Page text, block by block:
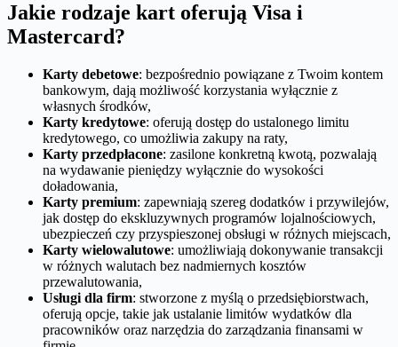
Jakie rodzaje kart oferują Visa i
Mastercard?
Karty debetowe: bezpośrednio powiązane z Twoim kontem
bankowym, dają możliwość korzystania wyłącznie z
własnych środków,
Karty kredytowe: oferują dostęp do ustalonego limitu
kredytowego, co umożliwia zakupy na raty,
Karty przedpłacone: zasilone konkretną kwotą, pozwalają
na wydawanie pieniędzy wyłącznie do wysokości
doładowania,
Karty premium: zapewniają szereg dodatków i przywilejów,
jak dostęp do ekskluzywnych programów lojalnościowych,
ubezpieczeń czy przyspieszonej obsługi w różnych miejscach,
Karty wielowalutowe: umożliwiają dokonywanie transakcji
w różnych walutach bez nadmiernych kosztów
przewalutowania,
Usługi dla firm: stworzone z myślą o przedsiębiorstwach,
oferują opcje, takie jak ustalanie limitów wydatków dla
pracowników oraz narzędzia do zarządzania finansami w